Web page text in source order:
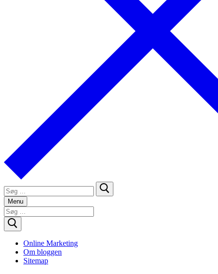
Søg
efter:
Menu
Søg
efter:
Online Marketing
Om bloggen
Sitemap